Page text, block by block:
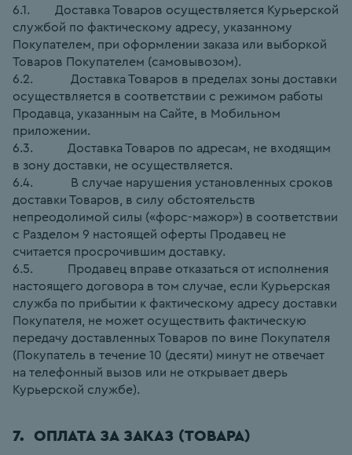
6.1.        Доставка Товаров осуществляется Курьерской
службой по фактическому адресу, указанному
Покупателем, при оформлении заказа или выборкой
Товаров Покупателем (самовывозом).
6.2.            Доставка Товаров в пределах зоны доставки
осуществляется в соответствии с режимом работы
Продавца, указанным на Сайте, в Мобильном
приложении.
6.3.           Доставка Товаров по адресам, не входящим
в зону доставки, не осуществляется.
6.4.            В случае нарушения установленных сроков
доставки Товаров, в силу обстоятельств
непреодолимой силы («форс-мажор») в соответствии
с Разделом 9 настоящей оферты Продавец не
считается просрочившим доставку.
6.5.           Продавец вправе отказаться от исполнения
настоящего договора в том случае, если Курьерская
служба по прибытии к фактическому адресу доставки
Покупателя, не может осуществить фактическую
передачу доставленных Товаров по вине Покупателя
(Покупатель в течение 10 (десяти) минут не отвечает
на телефонный вызов или не открывает дверь
Курьерской службе).
7.  ОПЛАТА ЗА ЗАКАЗ (ТОВАРА)